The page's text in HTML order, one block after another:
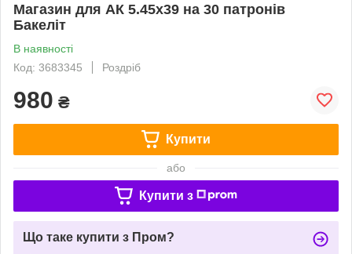
Магазин для АК 5.45х39 на 30 патронів
Бакеліт
В наявності
Код: 3683345
Роздріб
980 ₴
Купити
або
Купити з
Що таке купити з Пром?